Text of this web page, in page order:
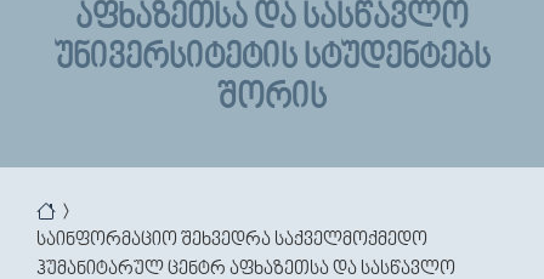
ᲐᲤᲮᲐᲖᲔᲗᲡᲐ ᲓᲐ ᲡᲐᲡᲬᲐᲕᲚᲝ
ᲣᲜᲘᲕᲔᲠᲡᲘᲢᲔᲢᲘᲡ ᲡᲢᲣᲓᲔᲜᲢᲔᲑᲡ
ᲨᲝᲠᲘᲡ
You are here
საინფორმაციო შეხვედრა საქველმოქმედო
ჰუმანიტარულ ცენტრ აფხაზეთსა და სასწავლო